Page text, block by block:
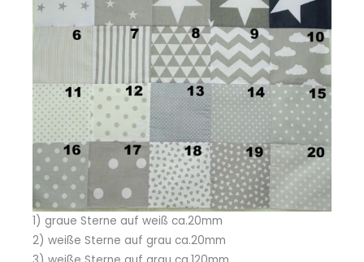
1) graue Sterne auf weiß ca.20mm
2) weiße Sterne auf grau ca.20mm